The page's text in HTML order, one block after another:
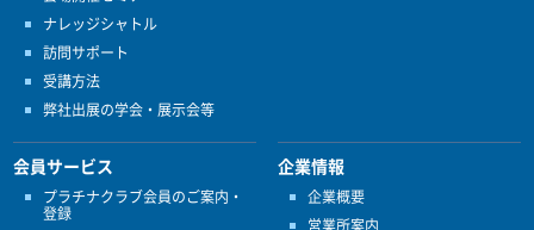
ナレッジシャトル
訪問サポート
受講方法
弊社出展の学会・展示会等
会員サービス
プラチナクラブ会員のご案内・
登録
企業情報
企業概要
営業所案内